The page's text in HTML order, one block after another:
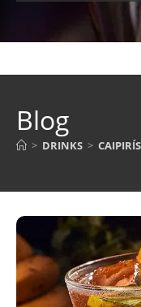
Blog
> DRINKS >